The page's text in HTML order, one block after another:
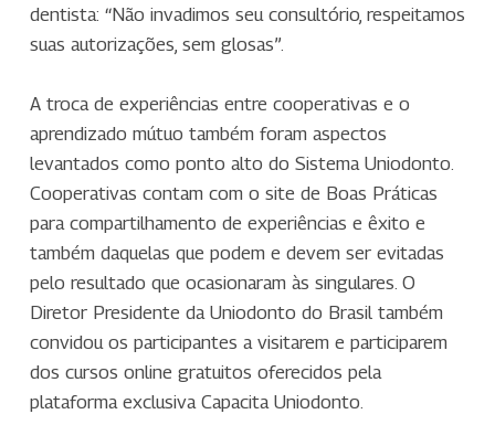
dentista: “Não invadimos seu consultório, respeitamos
suas autorizações, sem glosas”.
A troca de experiências entre cooperativas e o
aprendizado mútuo também foram aspectos
levantados como ponto alto do Sistema Uniodonto.
Cooperativas contam com o site de Boas Práticas
para compartilhamento de experiências e êxito e
também daquelas que podem e devem ser evitadas
pelo resultado que ocasionaram às singulares. O
Diretor Presidente da Uniodonto do Brasil também
convidou os participantes a visitarem e participarem
dos cursos online gratuitos oferecidos pela
plataforma exclusiva Capacita Uniodonto.